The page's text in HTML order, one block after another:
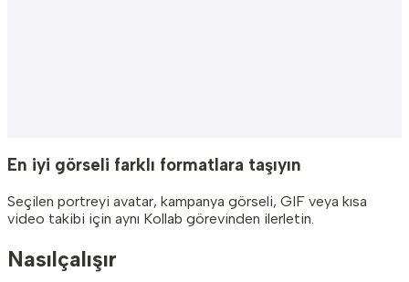
En iyi görseli farklı formatlara taşıyın
Seçilen portreyi avatar, kampanya görseli, GIF veya kısa
video takibi için aynı Kollab görevinden ilerletin.
Nasılçalışır